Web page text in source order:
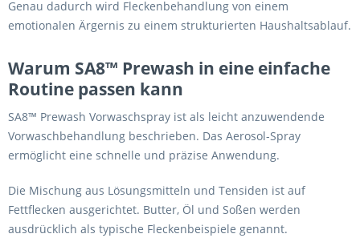
Genau dadurch wird Fleckenbehandlung von einem
emotionalen Ärgernis zu einem strukturierten Haushaltsablauf.
Warum SA8™ Prewash in eine einfache
Routine passen kann
SA8™ Prewash Vorwaschspray ist als leicht anzuwendende
Vorwaschbehandlung beschrieben. Das Aerosol-Spray
ermöglicht eine schnelle und präzise Anwendung.
Die Mischung aus Lösungsmitteln und Tensiden ist auf
Fettflecken ausgerichtet. Butter, Öl und Soßen werden
ausdrücklich als typische Fleckenbeispiele genannt.